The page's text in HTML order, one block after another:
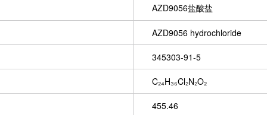
AZD9056盐酸盐
AZD9056 hydrochloride
345303-91-5
C₂₄H₃₆Cl₂N₂O₂
455.46